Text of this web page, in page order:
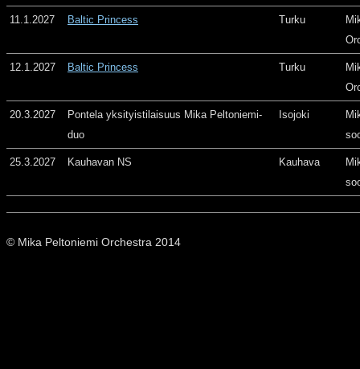
11.1.2027 Baltic Princess Turku
12.1.2027 Baltic Princess Turku
20.3.2027
Pontela yksityistilaisuus Mika Peltoniemi-
duo
Isojoki
25.3.2027 Kauhavan NS Kauhava
© Mika Peltoniemi Orchestra 2014